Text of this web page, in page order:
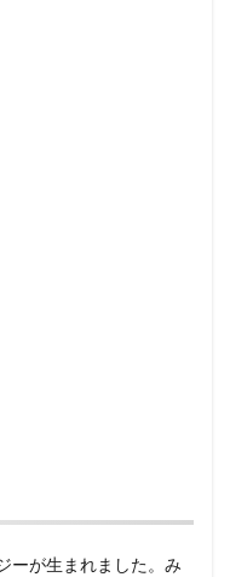
ーが生まれました。み